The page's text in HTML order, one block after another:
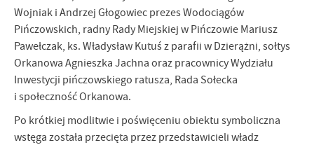
Wojniak i Andrzej Głogowiec prezes Wodociągów
Pińczowskich, radny Rady Miejskiej w Pińczowie Mariusz
Pawełczak, ks. Władysław Kutuś z parafii w Dzierążni, sołtys
Orkanowa Agnieszka Jachna oraz pracownicy Wydziału
Inwestycji pińczowskiego ratusza, Rada Sołecka
i społeczność Orkanowa.
Po krótkiej modlitwie i poświęceniu obiektu symboliczna
wstęga została przecięta przez przedstawicieli władz
firm będących naszymi partnerami oraz innych dostawców usług.
Firmy te działają w charakterze pośredników prezentujących nasze
treści w postaci wiadomości, ofert, komunikatów mediów
społecznościowych.